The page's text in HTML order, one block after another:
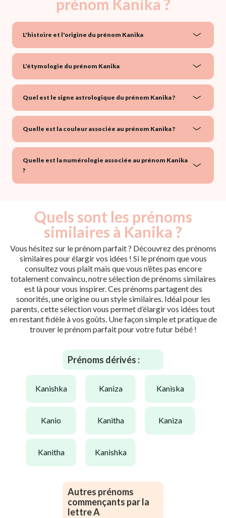
prénom Kanika ?
L'histoire et l'origine du prénom Kanika
L'étymologie du prénom Kanika
Quel est le signe astrologique du prénom Kanika ?
Quelle est la couleur associée au prénom Kanika ?
Quelle est la numérologie associée au prénom Kanika
?
Quels sont les prénoms
similaires à Kanika ?
Vous hésitez sur le prénom parfait ? Découvrez des prénoms
similaires pour élargir vos idées ! Si le prénom que vous
consultez vous plaît mais que vous n’êtes pas encore
totalement convaincu, notre sélection de prénoms similaires
est là pour vous inspirer. Ces prénoms partagent des
sonorités, une origine ou un style similaires. Idéal pour les
parents, cette sélection vous permet d’élargir vos idées tout
en restant fidèle à vos goûts. Une façon simple et pratique de
trouver le prénom parfait pour votre futur bébé !
Prénoms dérivés :
kanishka kaniza kaniska
kanio kanitha kaniza
kanitha kanishka
Autres prénoms
commençants par la
lettre A